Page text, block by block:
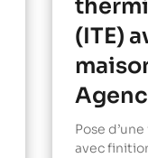
(ITE)
Pose
avec